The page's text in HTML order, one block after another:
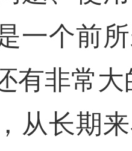
一个前
有非常
长期来